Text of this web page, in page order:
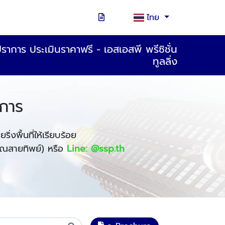
ไทย
การ ประเมินราคาฟรี - เอสเอสพี พรีซิชั่น
ทูลลิ่ง
ร
งพื้นที่ให้เรียบร้อย
ายทิพย์) หรือ Line: @ssp.th